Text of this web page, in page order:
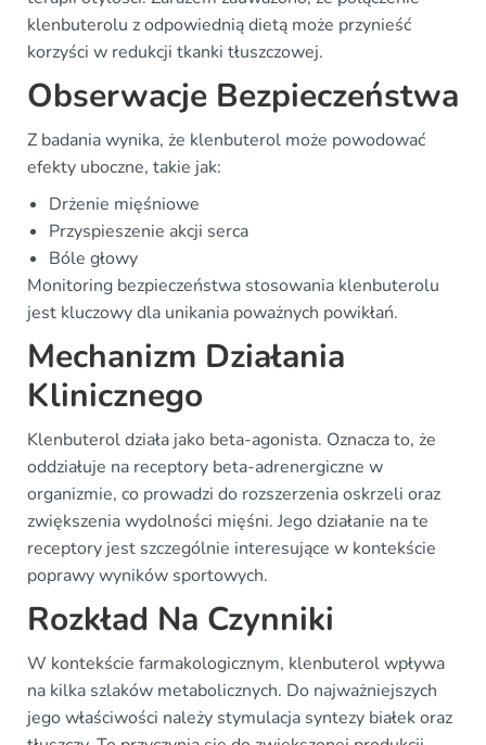
klenbuterolu z odpowiednią dietą może przynieść
korzyści w redukcji tkanki tłuszczowej.
Obserwacje Bezpieczeństwa
Z badania wynika, że klenbuterol może powodować
efekty uboczne, takie jak:
Drżenie mięśniowe
Przyspieszenie akcji serca
Bóle głowy
Monitoring bezpieczeństwa stosowania klenbuterolu
jest kluczowy dla unikania poważnych powikłań.
Mechanizm Działania
Klinicznego
Klenbuterol działa jako beta-agonista. Oznacza to, że
oddziałuje na receptory beta-adrenergiczne w
organizmie, co prowadzi do rozszerzenia oskrzeli oraz
zwiększenia wydolności mięśni. Jego działanie na te
receptory jest szczególnie interesujące w kontekście
poprawy wyników sportowych.
Rozkład Na Czynniki
W kontekście farmakologicznym, klenbuterol wpływa
na kilka szlaków metabolicznych. Do najważniejszych
jego właściwości należy stymulacja syntezy białek oraz